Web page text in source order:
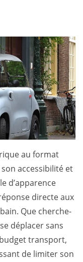
au format
accessibilité et
d’apparence
directe aux
Que cherche-
déplacer sans
transport,
de limiter son